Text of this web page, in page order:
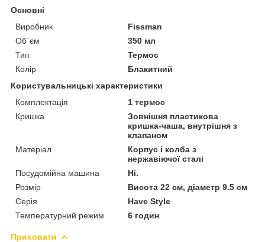
Основні
Виробник
Fissman
Об`єм
350 мл
Тип
Термос
Колір
Блакитний
Користувальницькі характеристики
Комплектація
1 термос
Кришка
Зовнішня пластикова
кришка-чаша, внутрішня з
клапаном
Матеріал
Корпус і колба з
нержавіючої сталі
Посудомійна машина
Ні.
Розмір
Висота 22 см, діаметр 9.5 см
Серія
Have Style
Температурний режим
6 годин
Приховати